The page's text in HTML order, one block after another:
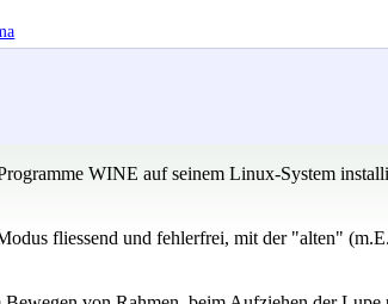
WINE auf seinem Linux-System
fliessend und fehlerfrei, mit der "alten" (m.E.